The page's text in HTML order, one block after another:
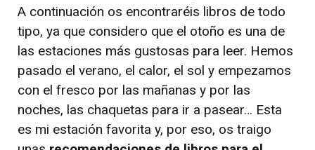
A continuación os encontraréis libros de todo
tipo, ya que considero que el otoño es una de
las estaciones más gustosas para leer. Hemos
pasado el verano, el calor, el sol y empezamos
con el fresco por las mañanas y por las
noches, las chaquetas para ir a pasear… Esta
es mi estación favorita y, por eso, os traigo